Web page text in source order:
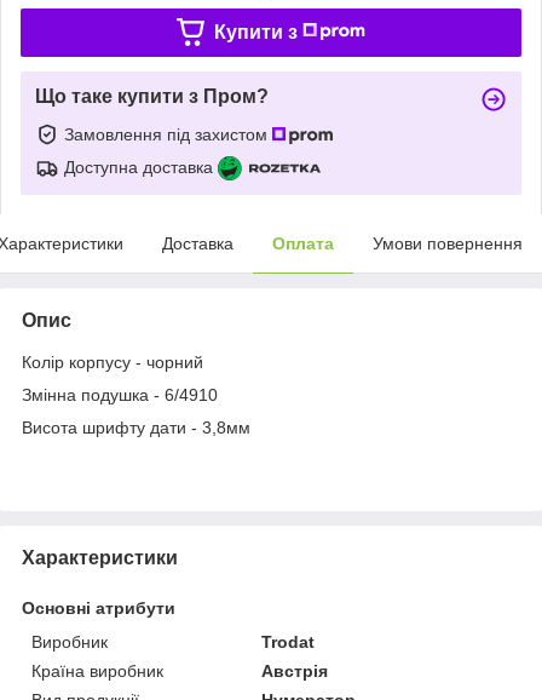
Купити з
Що таке купити з Пром?
Замовлення під захистом
Доступна доставка
Доставка Оплата Умови повернення
Опис
Колір корпусу - чорний
Змінна подушка - 6/4910
Висота шрифту дати - 3,8мм
Характеристики
Основні атрибути
Виробник
Trodat
Країна виробник
Австрія